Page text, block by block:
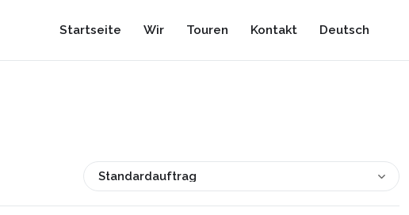
Startseite Wir Touren Kontakt Deutsch